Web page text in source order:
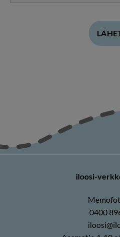
iloosi-
0400